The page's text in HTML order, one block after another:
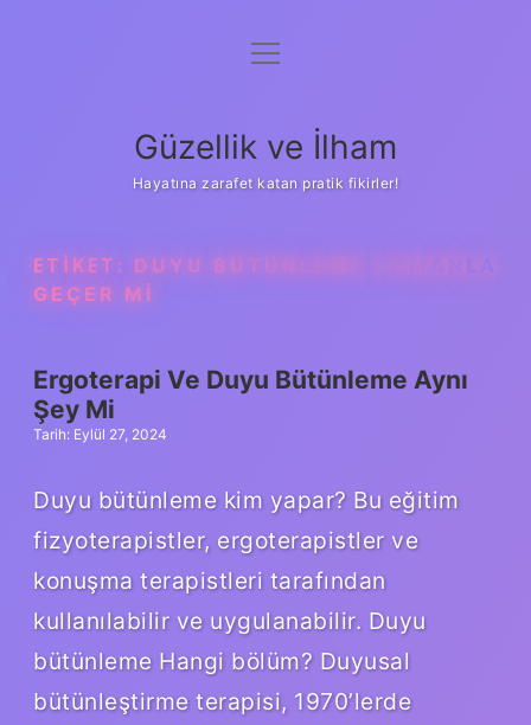
Anasayfa
Yasal Uyarı
menüyü
Güzellik ve İlham
Hayatına zarafet katan pratik fikirler!
ETIKET: DUYU BÜTÜNLEME ZAMANLA
GEÇER MI
Ergoterapi Ve Duyu Bütünleme Aynı
Şey Mi
Tarih: Eylül 27, 2024
Duyu bütünleme kim yapar? Bu eğitim
fizyoterapistler, ergoterapistler ve
konuşma terapistleri tarafından
kullanılabilir ve uygulanabilir. Duyu
bütünleme Hangi bölüm? Duyusal
bütünleştirme terapisi, 1970’lerde